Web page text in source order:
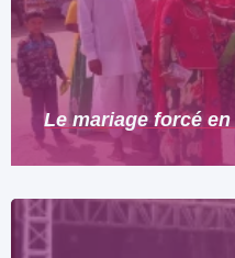
Le mariage forcé